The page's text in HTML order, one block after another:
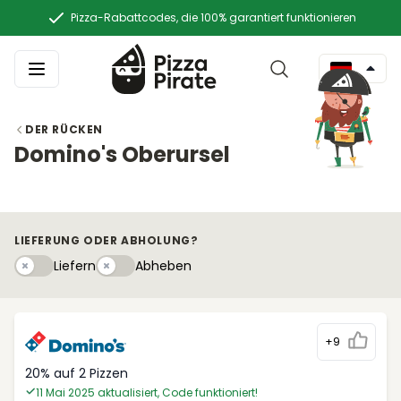
Pizza-Rabattcodes, die 100% garantiert funktionieren
DER RÜCKEN
Domino's Oberursel
LIEFERUNG ODER ABHOLUNG?
LiefernLiefernAbhebeny
Abheben
+9
20% auf 2 Pizzen
11 Mai 2025 aktualisiert, Code funktioniert!